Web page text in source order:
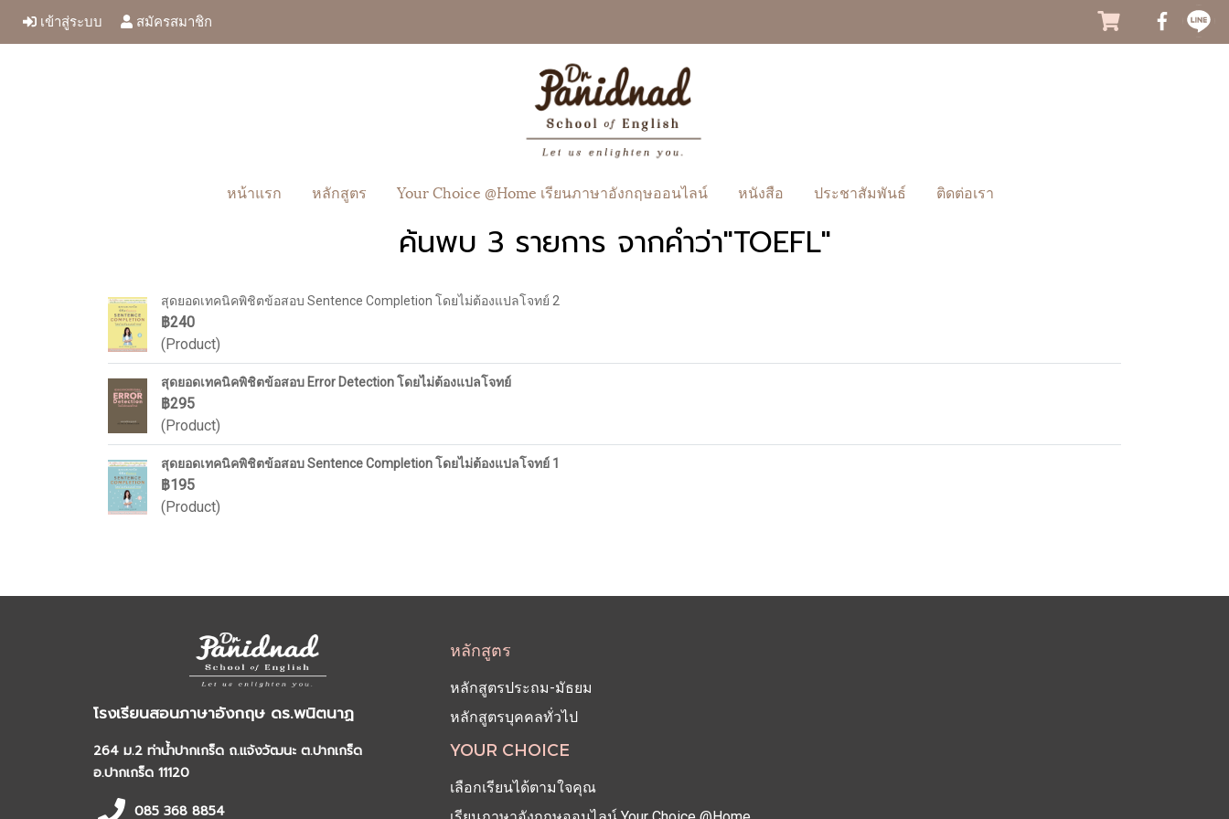
เข้าสู่ระบบ สมัครสมาชิก
หน้าแรก หลักสูตร Your Choice @Home เรียนภาษาอังกฤษออนไลน์ หนังสือ ประชาสัมพันธ์ ติดต่อเรา
ค้นพบ 3 รายการ จากคำว่า"TOEFL"
สุดยอดเทคนิคพิชิตข้อสอบ Sentence Completion โดยไม่ต้องแปลโจทย์ 2
฿240
(Product)
สุดยอดเทคนิคพิชิตข้อสอบ Error Detection โดยไม่ต้องแปลโจทย์
฿295
(Product)
สุดยอดเทคนิคพิชิตข้อสอบ Sentence Completion โดยไม่ต้องแปลโจทย์ 1
฿195
(Product)
โรงเรียนสอนภาษาอังกฤษ ดร.พนิตนาฏ
264 ม.2 ท่าน้ำปากเกร็ด ถ.แจ้งวัฒนะ ต.ปากเกร็ด
อ.ปากเกร็ด 11120
085 368 8854
หลักสูตร
หลักสูตรประถม-มัธยม
หลักสูตรบุคคลทั่วไป
YOUR CHOICE
เลือกเรียนได้ตามใจคุณ